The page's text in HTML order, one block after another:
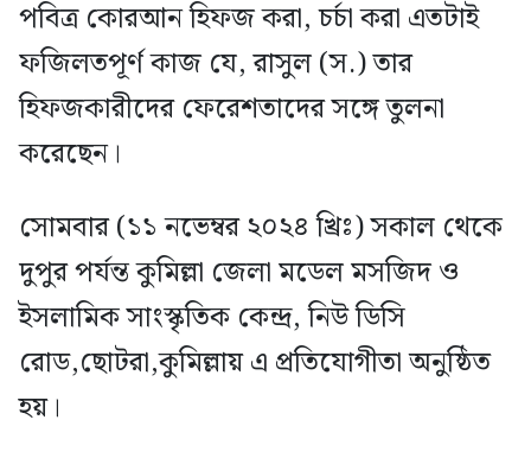
পবিত্র কোরআন হিফজ করা, চর্চা করা এতটাই
ফজিলতপূর্ণ কাজ যে, রাসুল (স.) তার
হিফজকারীদের ফেরেশতাদের সঙ্গে তুলনা
করেছেন।
সোমবার (১১ নভেম্বর ২০২৪ খ্রিঃ) সকাল থেকে
দুপুর পর্যন্ত কুমিল্লা জেলা মডেল মসজিদ ও
ইসলামিক সাংস্কৃতিক কেন্দ্র, নিউ ডিসি
রোড,ছোটরা,কুমিল্লায় এ প্রতিযোগীতা অনুষ্ঠিত
হয়।